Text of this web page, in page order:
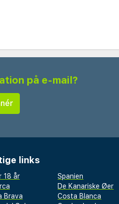
på e-mail?
links
18 år
Spanien
De Kanariske Øer
Brava
Costa Blanca